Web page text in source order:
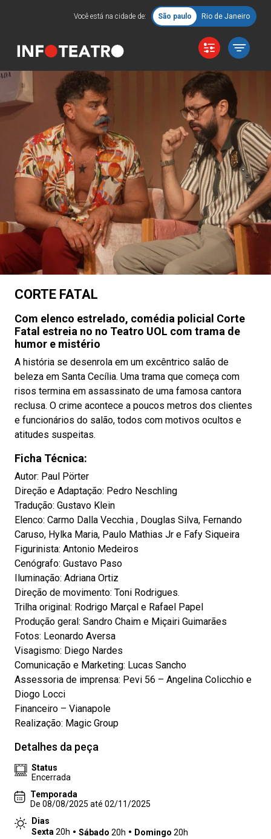
Você está na cidade de: São paulo Rio de Janeiro
CORTE FATAL
Com elenco estrelado, comédia policial Corte
Fatal estreia no no Teatro UOL com trama de
humor e mistério
A história se desenrola em um excêntrico salão de
beleza em Santa Cecília. Uma trama que começa com
risos termina em assassinato de uma famosa cantora
reclusa. O crime acontece a poucos metros dos clientes
e funcionários do salão, todos com motivos ocultos e
atitudes suspeitas.
Ficha Técnica:
Autor: Paul Pörter
Direção e Adaptação: Pedro Neschling
Tradução: Gustavo Klein
Elenco: Carmo Dalla Vecchia , Douglas Silva, Fernando
Caruso, Hylka Maria, Paulo Mathias Jr e Fafy Siqueira
Figurinista: Antonio Medeiros
Cenógrafo: Gustavo Paso
Iluminação: Adriana Ortiz
Direção de movimento: Toni Rodrigues.
Trilha original: Rodrigo Marçal e Rafael Papel
Produção geral: Sandro Chaim e Miçairi Guimarães
Fotos: Leonardo Aversa
Visagismo: Diego Nardes
Comunicação e Marketing: Lucas Sancho
Assessoria de imprensa: Pevi 56 – Angelina Colicchio e
Diogo Locci
Financeiro – Vianapole
Realização: Magic Group
Detalhes da peça
Status
Encerrada
Temporada
De 08/08/2025 até 02/11/2025
Dias
Sexta 20h Sábado 20h Domingo 20h